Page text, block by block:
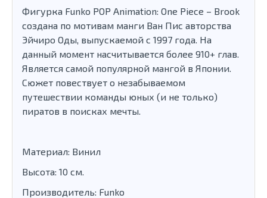
Фигурка Funko POP Animation: One Piece – Brook
создана по мотивам манги Ван Пис авторства
Эйчиро Оды, выпускаемой с 1997 года. На
данный момент насчитывается более 910+ глав.
Является самой популярной мангой в Японии.
Сюжет повествует о незабываемом
путешествии команды юных (и не только)
пиратов в поисках мечты.
Материал: Винил
Высота: 10 см.
Производитель: Funko